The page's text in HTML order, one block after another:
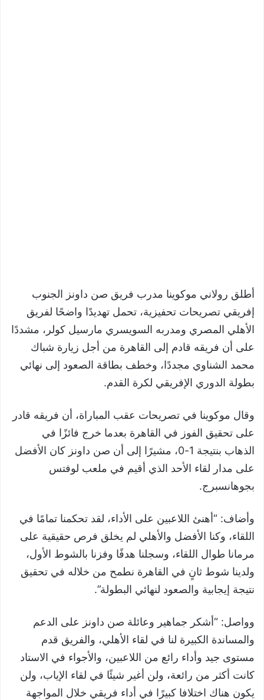
أطلق رولاني موكوينا مدرب فريق صن داونز الجنوب
إفريقي تصريحات تحفيزية، تحمل تهديدًا واضحًا لفريق
الأهلي المصري ومدربه السويسري مارسيل كولر، مشددًا
على أن فريقه قادم إلى القاهرة من أجل زيارة شباك
محمد الشناوي مجددًا، وخطف بطاقة الصعود إلى نهائي
بطولة الدوري الإفريقي لكرة القدم.
وقال موكوينا في تصريحات عقب المباراة، أن فريقه قادر
على تحقيق الفوز في القاهرة بعدما خرج فائزًا في
الذهاب بنتيجة 1-0، مشيرًا إلى أن صن داونز كان الأفضل
على مدار لقاء الأحد الذي أقيم في ملعب لوفتس
بجوهانسبرج.
وأضاف: “أهنئ اللاعبين على الأداء، لقد تحكمنا تمامًا في
اللقاء، وكنا الأفضل والأهلي لم يخلق فرص حقيقية على
مرمانا طوال اللقاء، وسجلنا هدفًا وفزنا بالشوط الأول،
ولدينا شوط ثانٍ في القاهرة نطمح من خلاله في تحقيق
نتيجة إيجابية والصعود لنهائي البطولة”.
وواصل: “أشكر جماهير وعائلة صن داونز على الدعم
والمساندة الكبيرة لنا في لقاء الأهلي، والفريق قدم
مستوى جيد وأداء رائع من اللاعبين، والأجواء في الاستاد
كانت أكثر من رائعة، ولن أغير شيئًا في لقاء الإياب، ولن
يكون هناك اختلافا كبيرًا في أداء فريقي خلال المواجهة